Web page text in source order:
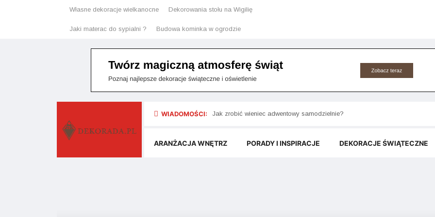
Własne dekoracje wielkanocne Dekorowania stołu na Wigilię
Jaki materac do sypialni ? Budowa kominka w ogrodzie
WIADOMOŚCI: Jakie rośliny doniczkowe do ciemnego pokoju przetrwają bez słońca?
ARANŻACJA WNĘTRZ PORADY I INSPIRACJE DEKORACJE ŚWIĄTECZNE